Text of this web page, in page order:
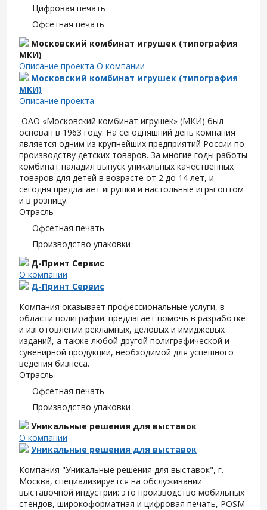
Цифровая печать
Офсетная печать
Московский комбинат игрушек (типография
МКИ)
Описание проекта О компании
Московский комбинат игрушек (типография
МКИ)
Описание проекта
ОАО «Московский комбинат игрушек» (МКИ) был
основан в 1963 году. На сегодняшний день компания
является одним из крупнейших предприятий России по
производству детских товаров. За многие годы работы
комбинат наладил выпуск уникальных качественных
товаров для детей в возрасте от 2 до 14 лет, и
сегодня предлагает игрушки и настольные игры оптом
и в розницу.
Отрасль
Офсетная печать
Производство упаковки
Д-Принт Сервис
О компании
Д-Принт Сервис
Компания оказывает профессиональные услуги, в
области полиграфии. предлагает помочь в разработке
и изготовлении рекламных, деловых и имиджевых
изданий, а также любой другой полиграфической и
сувенирной продукции, необходимой для успешного
ведения бизнеса.
Отрасль
Офсетная печать
Производство упаковки
Уникальные решения для выставок
О компании
Уникальные решения для выставок
Компания "Уникальные решения для выставок", г.
Москва, специализируется на обслуживании
выставочной индустрии: это производство мобильных
стендов, широкоформатная и цифровая печать, POSM-